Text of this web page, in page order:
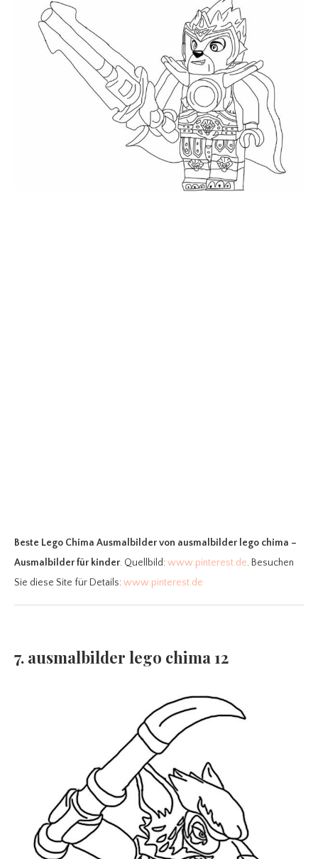
Beste Lego Chima Ausmalbildervon ausmalbilder lego chima –
Ausmalbilder für kinder. Quellbild:www.pinterest.de. Besuchen
Sie diese Site für Details:www.pinterest.de
7. ausmalbilder lego chima 12